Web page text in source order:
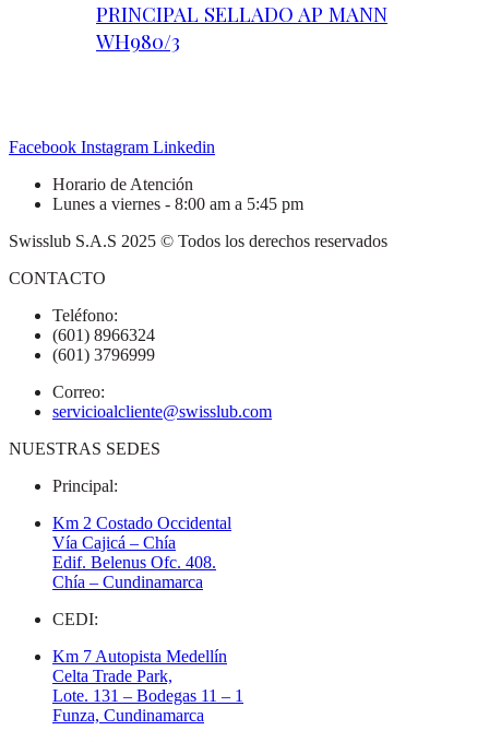
PRINCIPAL SELLADO AP MANN
WH980/3
Facebook Instagram Linkedin
Horario de Atención
Lunes a viernes - 8:00 am a 5:45 pm
Swisslub S.A.S 2025 © Todos los derechos reservados
CONTACTO
Teléfono:
(601) 8966324
(601) 3796999
Correo:
servicioalcliente@swisslub.com
NUESTRAS SEDES
Principal:
Km 2 Costado Occidental
Vía Cajicá – Chía
Edif. Belenus Ofc. 408.
Chía – Cundinamarca
CEDI:
Km 7 Autopista Medellín
Celta Trade Park,
Lote. 131 – Bodegas 11 – 1
Funza, Cundinamarca